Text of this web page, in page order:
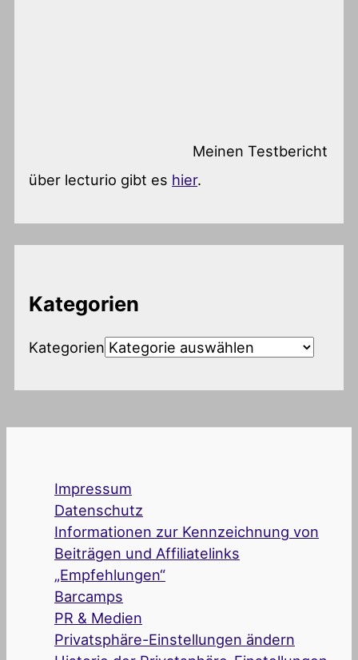
Meinen Testbericht
über lecturio gibt es hier.
Kategorien
Kategorien
Impressum
Datenschutz
Informationen zur Kennzeichnung von
Beiträgen und Affiliatelinks
„Empfehlungen“
Barcamps
PR & Medien
Privatsphäre-Einstellungen ändern